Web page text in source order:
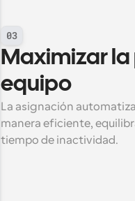
03
Maximizar
equipo
La asignación
manera eficiente,
tiempo de inactividad.